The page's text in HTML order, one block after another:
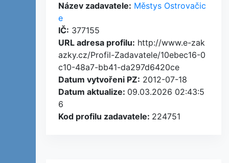
Název zadavatele: Městys Ostrovačic
e
IČ: 377155
URL adresa profilu: http://www.e-zak
azky.cz/Profil-Zadavatele/10ebec16-0
c10-48a7-bb41-da297d6420ce
Datum vytvořeni PZ: 2012-07-18
Datum aktualize: 09.03.2026 02:43:5
6
Kod profilu zadavatele: 224751